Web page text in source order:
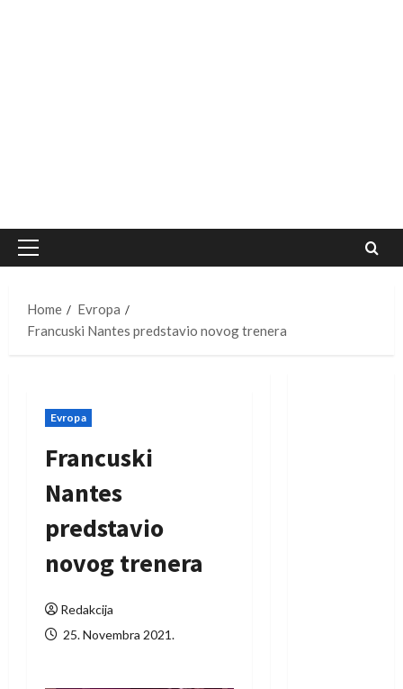
Primary
Home
Evropa
Francuski Nantes predstavio novog trenera
Evropa
Francuski
Nantes
predstavio
novog trenera
Redakcija
25. Novembra 2021.